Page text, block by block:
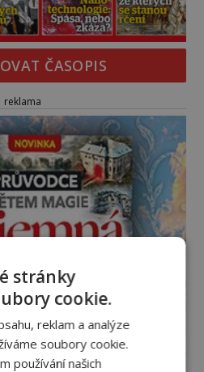
ČASOPIS
reklama
stránky
cookie.
reklam a analýze
soubory cookie.
používání našich